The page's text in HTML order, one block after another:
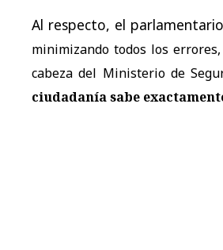
Al respecto, el
minimizando todos los
cabeza del Ministerio de
ciudadanía sabe